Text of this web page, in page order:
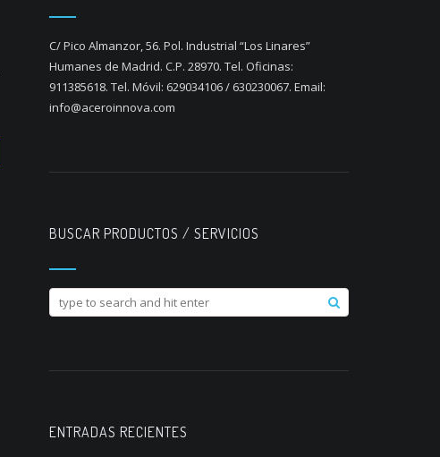
C/ Pico Almanzor, 56. Pol. Industrial “Los Linares”
Humanes de Madrid. C.P. 28970. Tel. Oficinas:
911385618. Tel. Móvil: 629034106 / 630230067. Email:
info@aceroinnova.com
BUSCAR PRODUCTOS / SERVICIOS
ENTRADAS RECIENTES